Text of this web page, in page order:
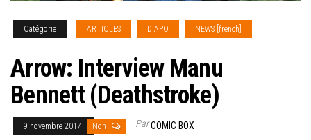
Catégorie ARTICLES DIAPO NEWS [french]
Arrow: Interview Manu
Bennett (Deathstroke)
9 novembre 2017 Non ParCOMIC BOX